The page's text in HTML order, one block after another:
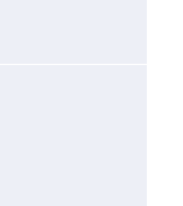
la trovi. .